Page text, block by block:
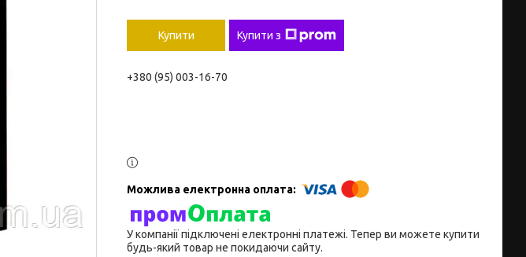
Купити Купити з
+380 (95) 003-16-70
У компанії підключені електронні платежі. Тепер ви можете купити
будь-який товар не покидаючи сайту.